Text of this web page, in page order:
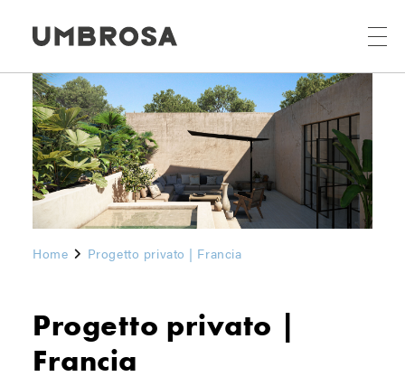
Home Progetto privato | Francia
Progetto privato |
Francia